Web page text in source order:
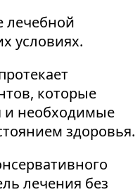
лечебной
условиях.
которые
и необходимые
здоровья.
лечения без